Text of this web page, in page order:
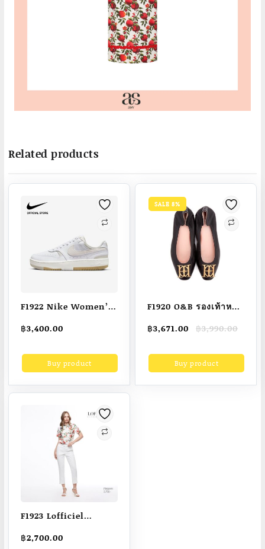
Related products
F1922 Nike Women’s
– White ไนกี้ รองเท้าผู้
฿3,400.00
Buy product
SALE 8%
F1920 O&B รองเท้าหนัง
GIRL IN BLACK-
฿3,990.00
Original
was:
฿3,990.00.
฿3,671.00
Current
is:
฿3,671.00.Buy product
F1923 Lofficiel
เซียล กางเกงเนื้อ
฿2,700.00